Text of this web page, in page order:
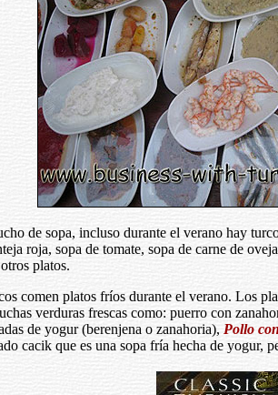
de sopa, incluso durante el verano hay
roja, sopa de tomate, sopa de carne de
platos.
comen platos fríos durante el verano. Los
verduras frescas como: puerro con
de yogur (berenjena o zanahoria), Pollo
cacik que es una sopa fría hecha de yogur,